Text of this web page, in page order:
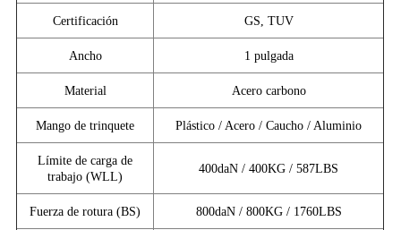
Certificación GS, TUV
Ancho 1 pulgada
Material Acero carbono
Mango de trinquete Plástico / Acero / Caucho / Aluminio
Límite de carga de
trabajo (WLL)
400daN / 400KG / 587LBS
Fuerza de rotura (BS) 800daN / 800KG / 1760LBS